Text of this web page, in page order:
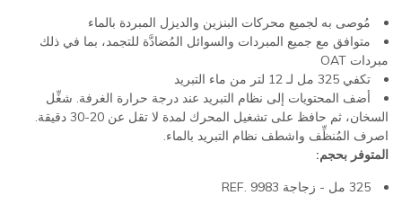
مُوصى به لجميع محركات البنزين والديزل المبردة بالماء
متوافق مع جميع المبردات والسوائل المُضادَّة للتجمد، بما في ذلك
مبردات OAT
تكفي 325 مل لـ 12 لتر من ماء التبريد
أضف المحتويات إلى نظام التبريد عند درجة حرارة الغرفة. شغِّل
السخان، ثم حافظ على تشغيل المحرك لمدة لا تقل عن 20-30 دقيقة.
اصرف المُنظِّف واشطف نظام التبريد بالماء.
المتوفر بحجم:
325 مل - زجاجة REF. 9983